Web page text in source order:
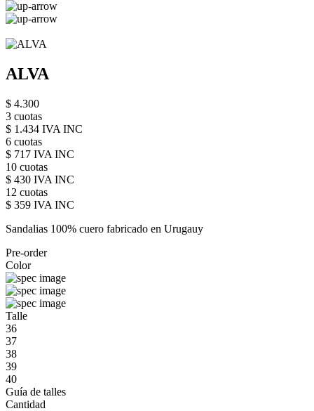
ALVA
$ 4.300
3 cuotas
$ 1.434 IVA INC
6 cuotas
$ 717 IVA INC
10 cuotas
$ 430 IVA INC
12 cuotas
$ 359 IVA INC
Sandalias 100% cuero fabricado en Urugauy
Pre-order
Color
Talle
36
37
38
39
40
Guía de talles
Cantidad